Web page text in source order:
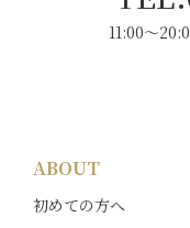
11:00～
ABOUT
初めての方へ